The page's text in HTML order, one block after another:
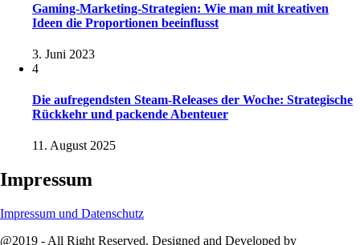
Gaming-Marketing-Strategien: Wie man mit kreativen
Ideen die Proportionen beeinflusst
3. Juni 2023
4
Die aufregendsten Steam-Releases der Woche: Strategische
Rückkehr und packende Abenteuer
11. August 2025
Impressum
Impressum und Datenschutz
@2019 - All Right Reserved. Designed and Developed by